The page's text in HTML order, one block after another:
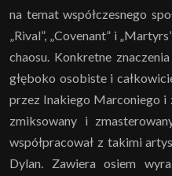
na temat współczesnego
„Rival”, „Covenant” i
chaosu. Konkretne
głęboko osobiste i
przez Inakiego Marconiego i
zmiksowany i
współpracował z takimi
Dylan. Zawiera osiem